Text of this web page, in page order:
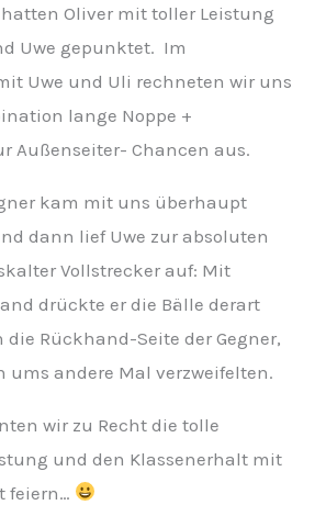
Oliver mit toller Leistung
Uwe gepunktet. Im
Uwe und Uli rechneten wir uns
lange Noppe +
Außenseiter- Chancen aus.
kam mit uns überhaupt
dann lief Uwe zur absoluten
Vollstrecker auf: Mit
drückte er die Bälle derart
Rückhand-Seite der Gegner,
ums andere Mal verzweifelten.
wir zu Recht die tolle
und den Klassenerhalt mit
feiern…